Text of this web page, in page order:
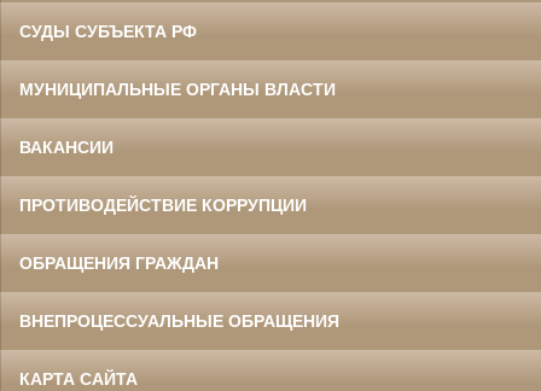
СУДЫ СУБЪЕКТА РФ
МУНИЦИПАЛЬНЫЕ ОРГАНЫ ВЛАСТИ
ВАКАНСИИ
ПРОТИВОДЕЙСТВИЕ КОРРУПЦИИ
ОБРАЩЕНИЯ ГРАЖДАН
ВНЕПРОЦЕССУАЛЬНЫЕ ОБРАЩЕНИЯ
КАРТА САЙТА